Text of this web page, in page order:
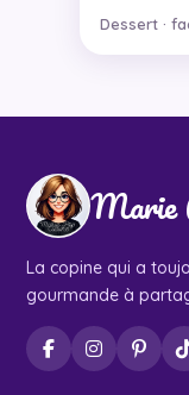
Dessert ·
Marie
La copine qui a
gourmande à